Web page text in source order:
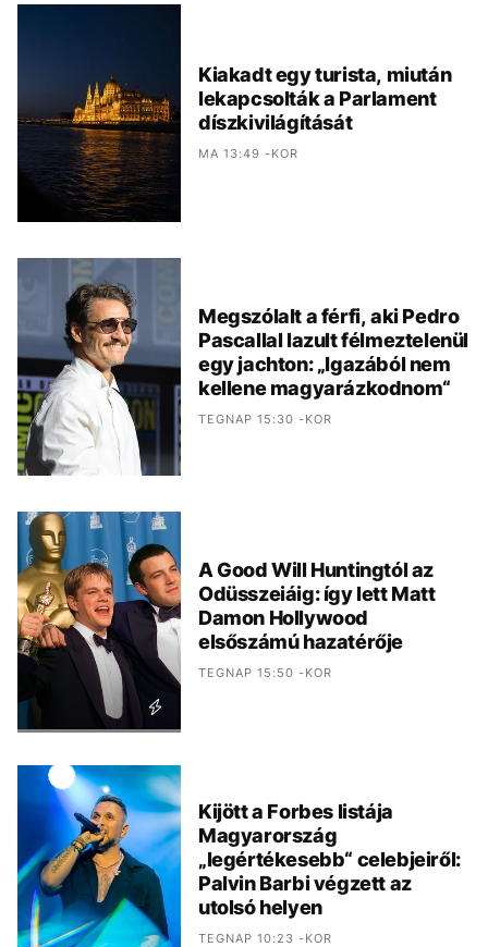
Kiakadt egy turista, miután
lekapcsolták a Parlament
díszkivilágítását
MA 13:49 -KOR
Megszólalt a férfi, aki Pedro
Pascallal lazult félmeztelenül
egy jachton: „Igazából nem
kellene magyarázkodnom“
TEGNAP 15:30 -KOR
A Good Will Huntingtól az
Odüsszeiáig: így lett Matt
Damon Hollywood
elsőszámú hazatérője
TEGNAP 15:50 -KOR
Kijött a Forbes listája
Magyarország
„legértékesebb“ celebjeiről:
Palvin Barbi végzett az
utolsó helyen
TEGNAP 10:23 -KOR